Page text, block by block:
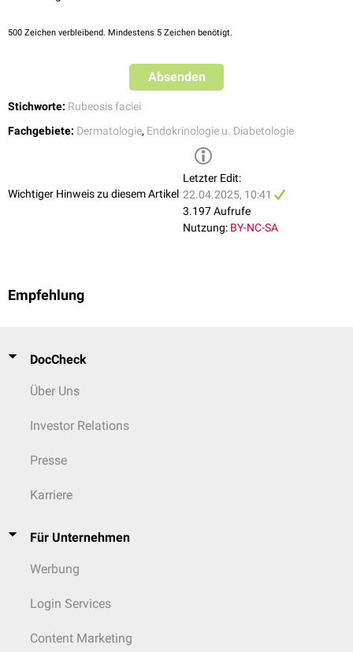
500 Zeichen verbleibend. Mindestens 5 Zeichen benötigt.
Absenden
Stichworte: Rubeosis faciei
Fachgebiete: Dermatologie, Endokrinologie u. Diabetologie
Wichtiger Hinweis zu diesem Artikel
Letzter Edit:
22.04.2025, 10:41
3.197 Aufrufe
Nutzung: BY-NC-SA
Empfehlung
DocCheck
Über Uns
Investor Relations
Presse
Karriere
Für Unternehmen
Werbung
Login Services
Content Marketing